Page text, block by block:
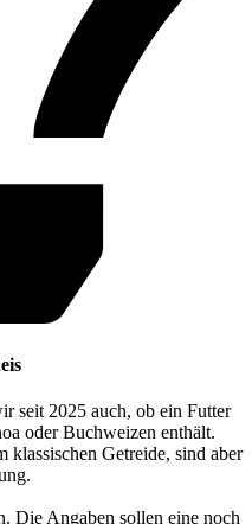
seit 2025 auch, ob ein Futter
oder Buchweizen enthält.
klassischen Getreide, sind aber
Die Angaben sollen eine noch